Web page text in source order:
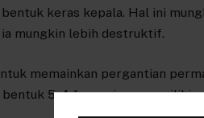
keras kepala. Hal ini
ia mungkin lebih destruktif.
memainkan pergantian
5-4-1 yang juga memiliki